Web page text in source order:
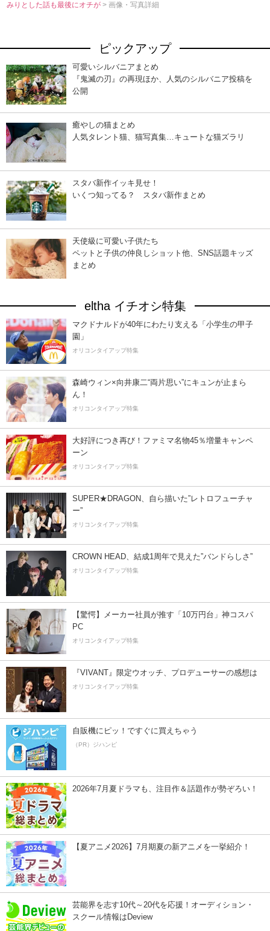
みりとした話も最後にオチが> 画像・写真詳細
ピックアップ
可愛いシルバニアまとめ
『鬼滅の刃』の再現ほか、人気のシルバニア投稿を
公開
癒やしの猫まとめ
人気タレント猫、猫写真集…キュートな猫ズラリ
スタバ新作イッキ見せ！
いくつ知ってる？ スタバ新作まとめ
天使級に可愛い子供たち
ペットと子供の仲良しショット他、SNS話題キッズ
まとめ
eltha イチオシ特集
マクドナルドが40年にわたり支える「小学生の甲子
園」
オリコンタイアップ特集
森崎ウィン×向井康二“両片思い”にキュンが止まら
ん！
オリコンタイアップ特集
大好評につき再び！ファミマ名物45％増量キャンペ
ーン
オリコンタイアップ特集
SUPER★DRAGON、自ら描いた”レトロフューチャ
ー”
オリコンタイアップ特集
CROWN HEAD、結成1周年で見えた”バンドらしさ”
オリコンタイアップ特集
【驚愕】メーカー社員が推す「10万円台」神コスパ
PC
オリコンタイアップ特集
『VIVANT』限定ウオッチ、プロデューサーの感想は
オリコンタイアップ特集
自販機にピッ！ですぐに買えちゃう
（PR）ジハンピ
2026年7月夏ドラマも、注目作＆話題作が勢ぞろい！
【夏アニメ2026】7月期夏の新アニメを一挙紹介！
芸能界を志す10代～20代を応援！オーディション・
スクール情報はDeview